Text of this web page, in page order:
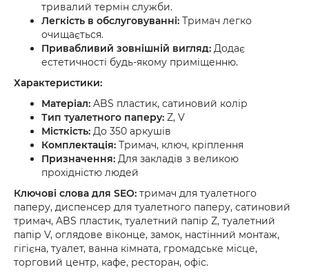
тривалий термін служби.
Легкість в обслуговуванні: Тримач легко
очищається.
Привабливий зовнішній вигляд: Додає
естетичності будь-якому приміщенню.
Характеристики:
Матеріал: ABS пластик, сатиновий колір
Тип туалетного паперу: Z, V
Місткість: До 350 аркушів
Комплектація: Тримач, ключ, кріплення
Призначення: Для закладів з великою
прохідністю людей
Ключові слова для SEO: тримач для туалетного
паперу, диспенсер для туалетного паперу, сатиновий
тримач, ABS пластик, туалетний папір Z, туалетний
папір V, оглядове віконце, замок, настінний монтаж,
гігієна, туалет, ванна кімната, громадське місце,
торговий центр, кафе, ресторан, офіс.